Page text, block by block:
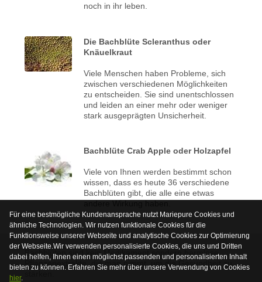
noch in ihr leben.
Die Bachblüte Scleranthus oder
Knäuelkraut
Viele Menschen haben Probleme, sich
zwischen verschiedenen Möglichkeiten
zu entscheiden. Sie sind unentschlossen
und leiden an einer mehr oder weniger
stark ausgeprägten Unsicherheit.
Bachblüte Crab Apple oder Holzapfel
Viele von Ihnen werden bestimmt schon
wissen, dass es heute 36 verschiedene
Bachblüten gibt, die alle eine etwas
andere Wirkung haben.
Bachblüten sind kein Medikament sondern harmlose
Pflanzenextrakte, die man nimmt, um die Gesundheit zu
Für eine bestmögliche Kundenansprache nutzt Mariepure Cookies und
ähnliche Technologien. Wir nutzen funktionale Cookies für die
Funktionsweise unserer Webseite und analytische Cookies zur Optimierung
der Webseite.Wir verwenden personalisierte Cookies, die uns und Dritten
dabei helfen, Ihnen einen möglichst passenden und personalisierten Inhalt
bieten zu können. Erfahren Sie mehr über unsere Verwendung von Cookies
hier.